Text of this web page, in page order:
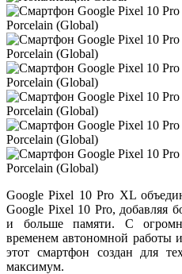
Google Pixel 10 Pro XL
Google Pixel 10 Pro, добавляя
и больше памяти. С
временем автономной работы
этот смартфон создан для
максимум.